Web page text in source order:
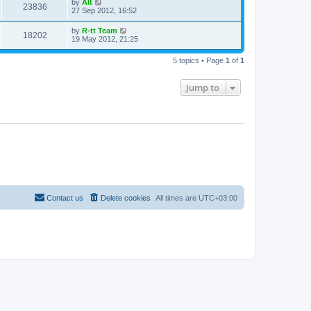
s
t
w
s
p
o
s
t
23836V
i
a
t
p
o
s
by Alt
27 Sep 2012, 16:52
18202V
i
L
a
t
by R-tt Team
19 May 2012, 21:25
5 topics • Page 1 of 1
Jump to
All times are UTC+03:00
Delete cookies
Contact us